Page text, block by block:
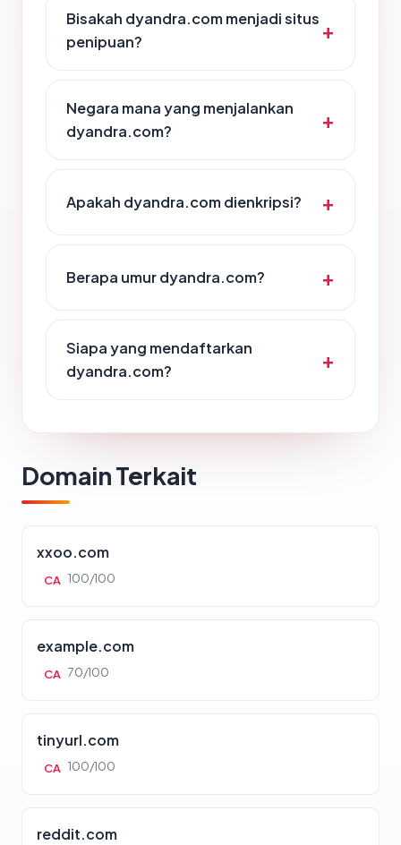
Bisakah dyandra.com menjadi situs
penipuan?
Negara mana yang menjalankan
dyandra.com?
Apakah dyandra.com dienkripsi?
Berapa umur dyandra.com?
Siapa yang mendaftarkan
dyandra.com?
Domain Terkait
xxoo.com
CA 100/100
example.com
CA 70/100
tinyurl.com
CA 100/100
reddit.com